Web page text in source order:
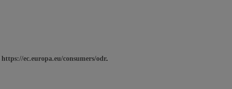
https://ec.europa.eu/consumers/odr.